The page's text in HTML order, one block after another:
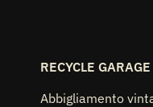
RECYCLE GARAGE
Abbigliamento